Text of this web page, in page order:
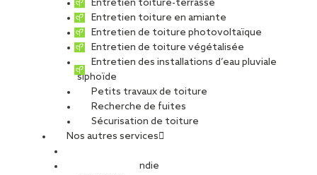
Entretien toiture-terrasse
Entretien toiture en amiante
Entretien de toiture photovoltaïque
Entretien de toiture végétalisée
Entretien des installations d’eau pluviale
siphoïde
Petits travaux de toiture
Recherche de fuites
Sécurisation de toiture
Nos autres services
Sécurité Incendie